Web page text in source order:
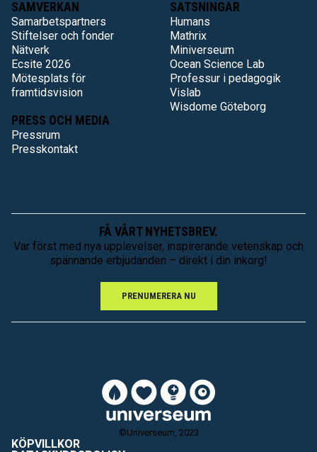
SAMVERKAN
Samarbetspartners
Stiftelser och fonder
Nätverk
Ecsite 2026
Mötesplats för
framtidsvision
SATSNINGAR
Humans
Mathrix
Miniverseum
Ocean Science Lab
Professur i pedagogik
Vislab
Wisdome Göteborg
PRESS OCH MEDIA
Pressrum
Presskontakt
FÅ VÅRT NYHETSBREV.
Var först med nya upplevelser, inspirerande vetenskap och
spännande erbjudanden – direkt i din inkorg!
PRENUMERERA NU
©Universeum, 2023
KÖPVILLKOR